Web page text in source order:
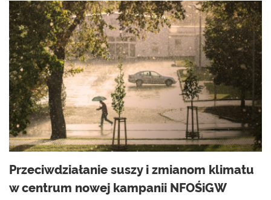
Przeciwdziałanie suszy i zmianom klimatu
w centrum nowej kampanii NFOŚiGW